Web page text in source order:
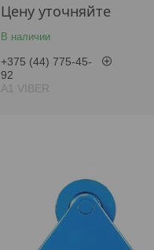
Цену уточняйте
В наличии
+375 (44) 775-45-
92
А1 VIBER